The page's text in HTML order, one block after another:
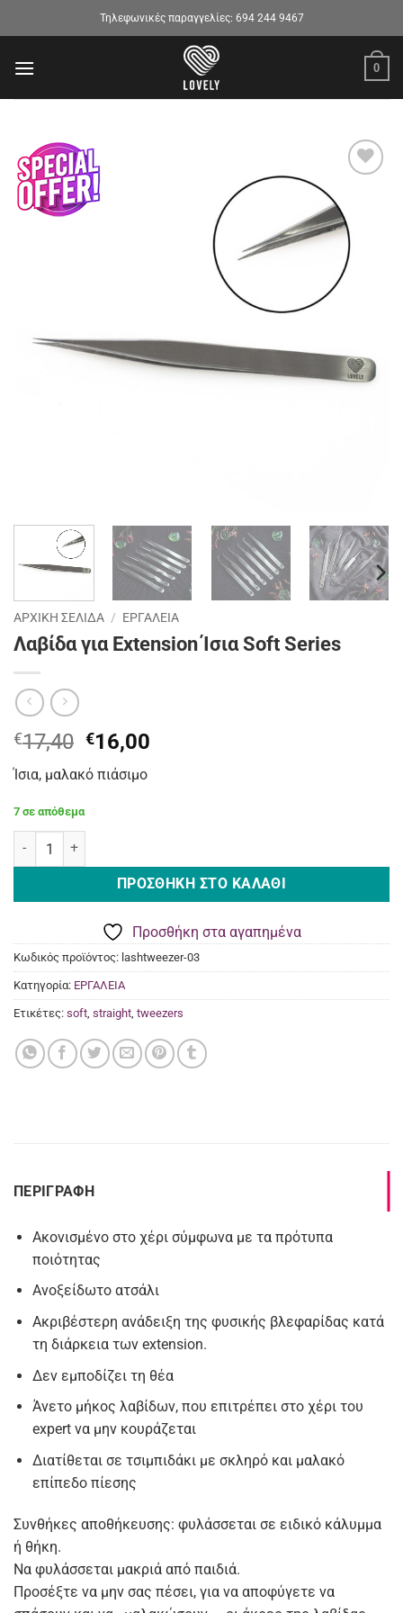
στο
Τηλεφωνικές παραγγελίες: 694 244 9467
0
Προσθήκη
στα
αγαπημένα
ΑΡΧΙΚΉ ΣΕΛΊΔΑ / ΕΡΓΑΛΕΙΑ
Λαβίδα για Extension Ίσια Soft Series
€17,40 Original
price
was:
€16,00
Ίσια, μαλακό πιάσιμο
7 σε απόθεμα
Λαβίδα για Extension Ίσια Soft Series ποσότητα
ΠΡΟΣΘΉΚΗ ΣΤΟ ΚΑΛΆΘΙ
Προσθήκη στα αγαπημένα
Κωδικός προϊόντος: lashtweezer-03
Κατηγορία: ΕΡΓΑΛΕΙΑ
Ετικέτες: soft straight tweezers
ΠΕΡΙΓΡΑΦΉ
Ακονισμένο στο χέρι σύμφωνα με τα πρότυπα
ποιότητας
Ανοξείδωτο ατσάλι
Ακριβέστερη ανάδειξη της φυσικής βλεφαρίδας κατά
τη διάρκεια των extension.
Δεν εμποδίζει τη θέα
Άνετο μήκος λαβίδων, που επιτρέπει στο χέρι του
expert να μην κουράζεται
Διατίθεται σε τσιμπιδάκι με σκληρό και μαλακό
επίπεδο πίεσης
Συνθήκες αποθήκευσης: φυλάσσεται σε ειδικό κάλυμμα
ή θήκη.
Να φυλάσσεται μακριά από παιδιά.
Προσέξτε να μην σας πέσει, για να αποφύγετε να